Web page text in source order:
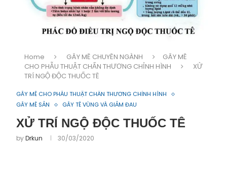
Home GÂY MÊ CHUYÊN NGÀNH
GÂY MÊ
CHO PHẪU THUẬT CHẤN THƯƠNG CHỈNH HÌNH
XỬ
TRÍ NGỘ ĐỘC THUỐC TÊ
GÂY MÊ CHO PHẪU THUẬT CHẤN THƯƠNG CHỈNH HÌNH
GÂY MÊ SẢN
GÂY TÊ VÙNG VÀ GIẢM ĐAU
XỬ TRÍ NGỘ ĐỘC THUỐC TÊ
byDrkun 30/03/2020